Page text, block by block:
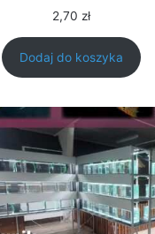
2,70 zł
Dodaj do koszyka